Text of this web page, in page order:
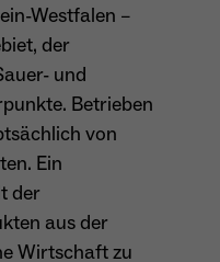
Westfalen –
der
und
Betrieben
von
Ein
der
aus der
Wirtschaft zu